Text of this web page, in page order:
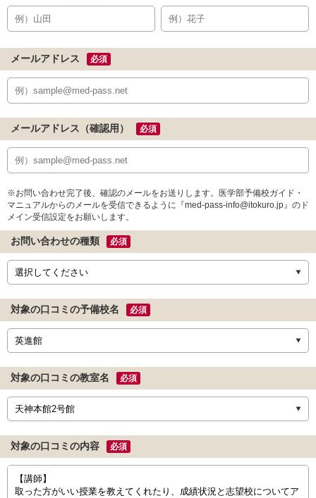
メールアドレス 必須
メールアドレス（確認用） 必須
※お問い合わせ完了後、確認のメールをお送りします。医学部予備校ガイド・
マニュアルからのメールを受信できるように『med-pass-info@itokuro.jp』のド
メイン受信設定をお願いします。
お問い合わせの種類 必須
対象の口コミの予備校名 必須
対象の口コミの教室名 必須
対象の口コミの内容 必須